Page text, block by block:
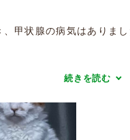
甲状腺の病気はありま
続きを読む